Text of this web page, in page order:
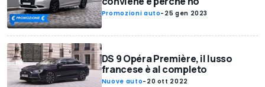
Promozioni auto- 25 gen 2023
DS 9 Opéra Première, il lusso
francese è al completo
Nuove auto- 20 ott 2022